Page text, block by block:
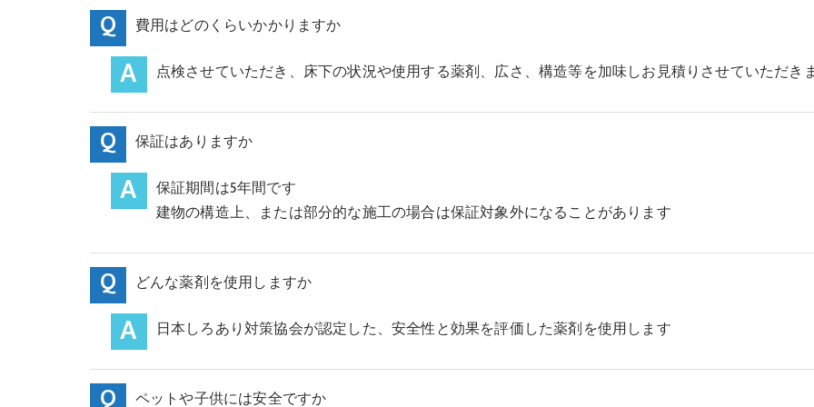
費用はどのくらいかかりますか
点検させていただき、床下の状況や使用する薬剤、広さ、構造等を加味しお見積りさせていただき
保証はありますか
保証期間は5年間です
建物の構造上、または部分的な施工の場合は保証対象外になることがあります
どんな薬剤を使用しますか
日本しろあり対策協会が認定した、安全性と効果を評価した薬剤を使用します
ペットや子供には安全ですか